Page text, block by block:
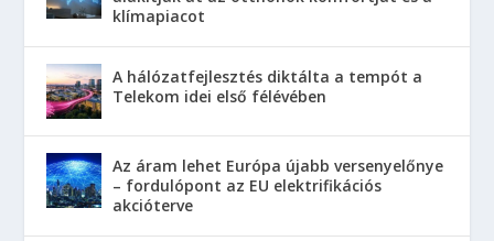
klímapiacot
A hálózatfejlesztés diktálta a tempót a
Telekom idei első félévében
Az áram lehet Európa újabb versenyelőnye
– fordulópont az EU elektrifikációs
akcióterve